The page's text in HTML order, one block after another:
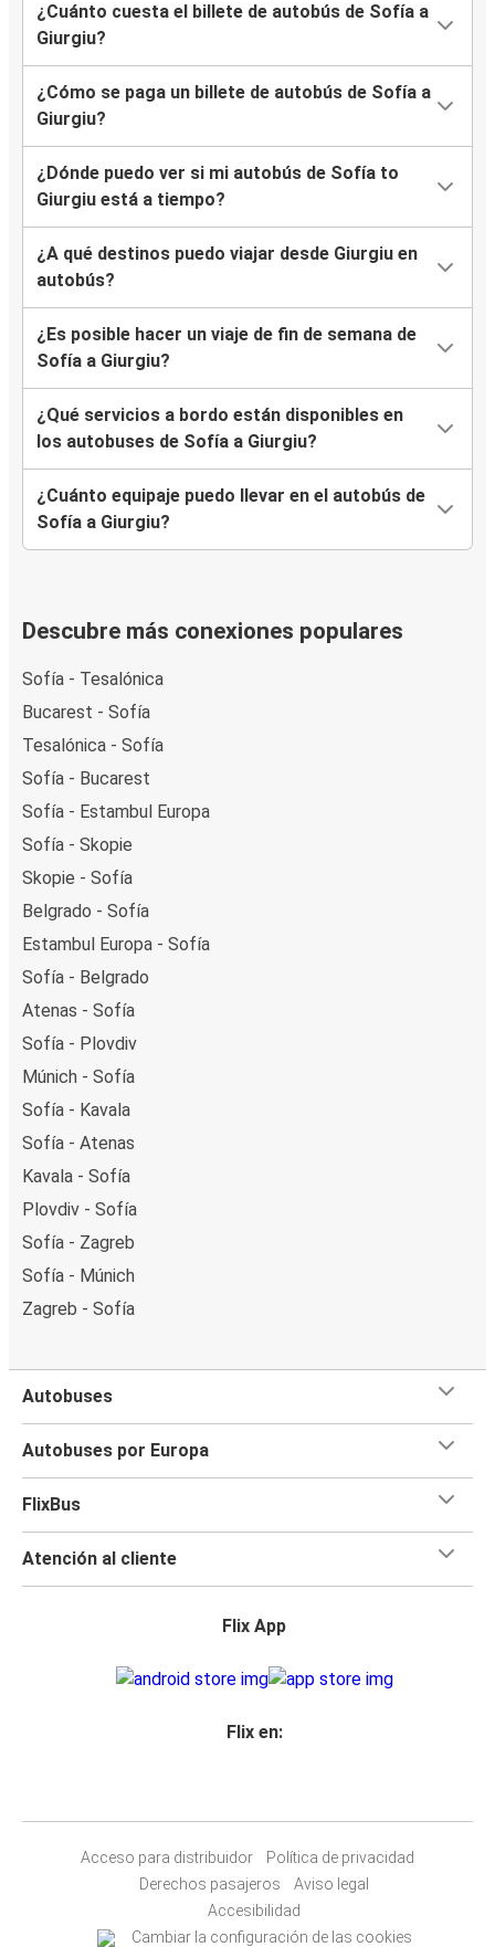
¿Cuánto cuesta el billete de autobús de Sofía a
Giurgiu?
¿Cómo se paga un billete de autobús de Sofía a
Giurgiu?
¿Dónde puedo ver si mi autobús de Sofía to
Giurgiu está a tiempo?
¿A qué destinos puedo viajar desde Giurgiu en
autobús?
¿Es posible hacer un viaje de fin de semana de
Sofía a Giurgiu?
¿Qué servicios a bordo están disponibles en
los autobuses de Sofía a Giurgiu?
¿Cuánto equipaje puedo llevar en el autobús de
Sofía a Giurgiu?
Descubre más conexiones populares
Sofía - Tesalónica
Bucarest - Sofía
Tesalónica - Sofía
Sofía - Bucarest
Sofía - Estambul Europa
Sofía - Skopie
Skopie - Sofía
Belgrado - Sofía
Estambul Europa - Sofía
Sofía - Belgrado
Atenas - Sofía
Sofía - Plovdiv
Múnich - Sofía
Sofía - Kavala
Sofía - Atenas
Kavala - Sofía
Plovdiv - Sofía
Sofía - Zagreb
Sofía - Múnich
Zagreb - Sofía
Autobuses
Autobuses por Europa
FlixBus
Atención al cliente
Flix App
Flix en:
Acceso para distribuidor
Política de privacidad
Derechos pasajeros
Aviso legal
Accesibilidad
Cambiar la configuración de las cookies